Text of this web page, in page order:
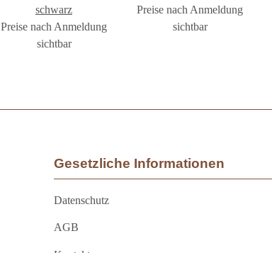
schwarz
Preise nach Anmeldung
sichtbar
Preise nach Anmeldung
sichtbar
Gesetzliche Informationen
Datenschutz
AGB